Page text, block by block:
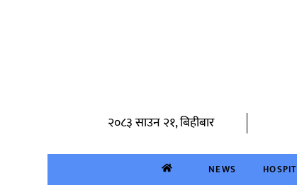
२०८३ साउन २१, बिहीबार
NEWS